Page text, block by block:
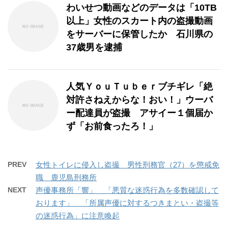
わいせつ動画などのデータは「10TB
以上」女性のスカート内の盗撮動画
をサーバーに保管したか 石川県の
37歳男を逮捕
人気ＹｏｕＴｕｂｅｒブチギレ「絶
対許さねえからな！おい！」ウーバ
ー配達員が盗撮 アサイー１個届か
ず「お前食ったろ！」
PREV
女性トイレに侵入し盗撮 男性刑務官（27）を懲戒免
職 鹿児島刑務所
NEXT
声優事務所「響」 「悪質な迷惑行為を多数確認して
おります」 「所属声優に対するつきまとい・盗撮等
の迷惑行為」に注意喚起